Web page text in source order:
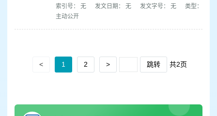
索引号： 无 发文日期： 无 发文字号： 无
类型：
主动公开
< 1 2 > 跳转 共2页